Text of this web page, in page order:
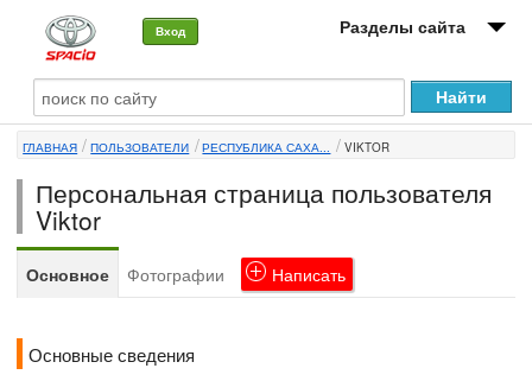
Вход Разделы сайта
О машине
Автоклуб
Форумы
Сервисы и услуги
ГЛАВНАЯ ПОЛЬЗОВАТЕЛИ РЕСПУБЛИКА САХА... VIKTOR
Персональная страница пользователя
Viktor
Основное Фотографии Написать
Основные сведения